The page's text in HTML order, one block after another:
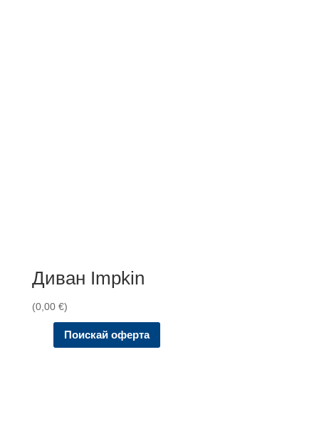
Диван Impkin
(0,00 €)
Поискай оферта